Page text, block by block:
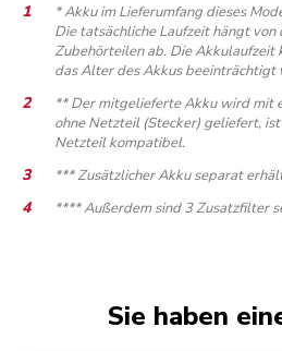
* Akku im Lieferumfang dieses
Die tatsächliche Laufzeit hängt
Zubehörteilen ab. Die Akkulaufzeit
das Alter des Akkus beeinträchtigt
** Der mitgelieferte Akku wird mit
ohne Netzteil (Stecker) geliefert,
Netzteil kompatibel.
*** Zusätzlicher Akku separat
**** Außerdem sind 3 Zusatzfilter
Sie haben